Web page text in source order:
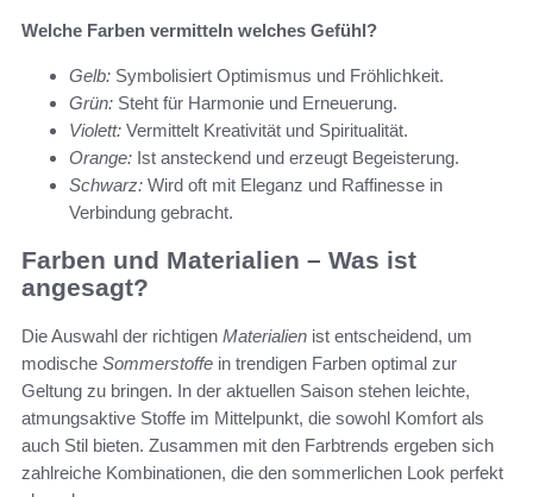
Welche Farben vermitteln welches Gefühl?
Gelb: Symbolisiert Optimismus und Fröhlichkeit.
Grün: Steht für Harmonie und Erneuerung.
Violett: Vermittelt Kreativität und Spiritualität.
Orange: Ist ansteckend und erzeugt Begeisterung.
Schwarz: Wird oft mit Eleganz und Raffinesse in
Verbindung gebracht.
Farben und Materialien – Was ist
angesagt?
Die Auswahl der richtigen Materialien ist entscheidend, um
modische Sommerstoffe in trendigen Farben optimal zur
Geltung zu bringen. In der aktuellen Saison stehen leichte,
atmungsaktive Stoffe im Mittelpunkt, die sowohl Komfort als
auch Stil bieten. Zusammen mit den Farbtrends ergeben sich
zahlreiche Kombinationen, die den sommerlichen Look perfekt